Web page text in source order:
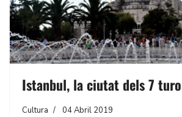
Istanbul, la ciutat dels 7
Cultura 04 Abril 2019